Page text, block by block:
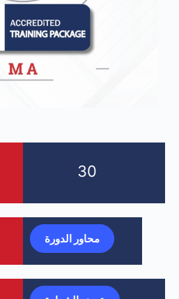
30
محاور الدورة